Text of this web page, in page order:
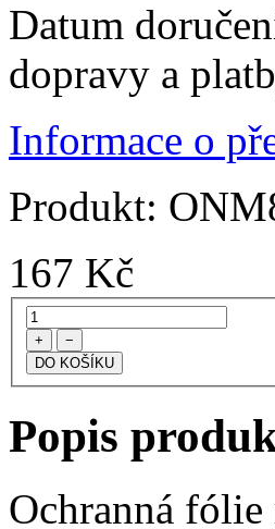
Datum
dopravy a
Informace o
Produkt:
167 Kč
+ −
Popis
Ochranná